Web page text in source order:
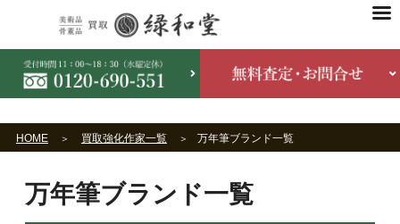
HOME 買取強化作家一覧 万年筆ブランド一覧
万年筆ブランド一覧